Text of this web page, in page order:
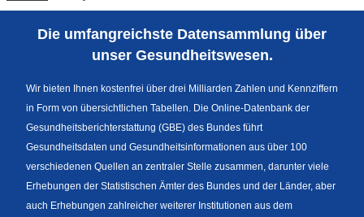
Sprachumschaltung
Fußzeile
Die umfangreichste Datensammlung über
unser Gesundheitswesen.
Wir bieten Ihnen kostenfrei über drei Milliarden Zahlen und Kennziffern
in Form von übersichtlichen Tabellen. Die Online-Datenbank der
Gesundheitsberichterstattung (GBE) des Bundes führt
Gesundheitsdaten und Gesundheitsinformationen aus über 100
verschiedenen Quellen an zentraler Stelle zusammen, darunter viele
Erhebungen der Statistischen Ämter des Bundes und der Länder, aber
auch Erhebungen zahlreicher weiterer Institutionen aus dem